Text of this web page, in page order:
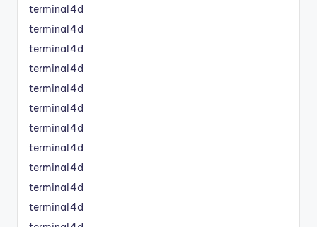
terminal4d
terminal4d
terminal4d
terminal4d
terminal4d
terminal4d
terminal4d
terminal4d
terminal4d
terminal4d
terminal4d